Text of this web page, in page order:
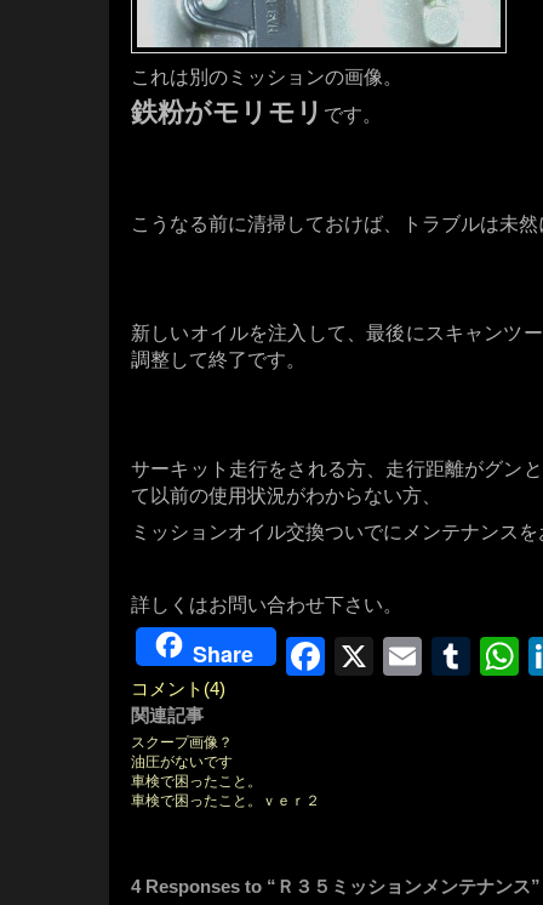
これは別のミッションの画像。
鉄粉がモリモリ です。
こうなる前に清掃しておけば、トラブルは未
新しいオイルを注入して、最後にスキャンツ
調整して終了です。
サーキット走行をされる方、走行距離がグン
て以前の使用状況がわからない方、
ミッションオイル交換ついでにメンテナンス
詳しくはお問い合わせ下さい。
Share Facebook
X Email
コメント(4)
関連記事
スクープ画像？
油圧がないです
車検で困ったこと。
車検で困ったこと。ｖｅｒ２
4 Responses to “Ｒ３５ミッションメンテナンス”